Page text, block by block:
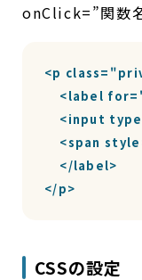
onClick=”関数
<p
<label
<input
<span
    </label>
</p>
CSSの設定